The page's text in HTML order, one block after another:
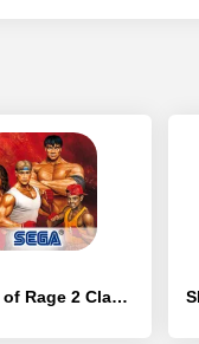
Streets of Rage 2 Classic